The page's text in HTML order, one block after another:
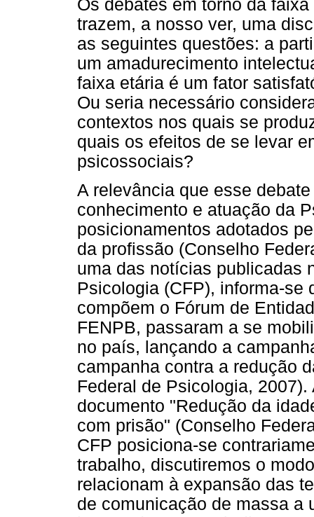
Os debates em torno da
trazem, a nosso ver, uma
as seguintes questões: a
um amadurecimento
faixa etária é um fator
Ou seria necessário
contextos nos quais se
quais os efeitos de se levar
psicossociais?
A relevância que esse
conhecimento e atuação da
posicionamentos adotados
da profissão (Conselho
uma das notícias publicadas
Psicologia (CFP), informa-se
compõem o Fórum de
FENPB, passaram a se
no país, lançando a
campanha contra a redução
Federal de Psicologia,
documento "Redução da
com prisão" (Conselho
CFP posiciona-se
trabalho, discutiremos o
relacionam à expansão das
de comunicação de massa a